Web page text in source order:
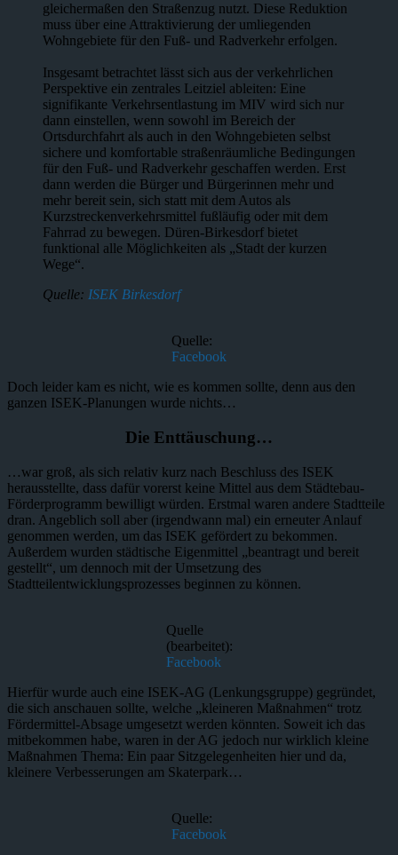
gleichermaßen den Straßenzug nutzt. Diese Reduktion
muss über eine Attraktivierung der umliegenden
Wohngebiete für den Fuß- und Radverkehr erfolgen.
Insgesamt betrachtet lässt sich aus der verkehrlichen
Perspektive ein zentrales Leitziel ableiten: Eine
signifikante Verkehrsentlastung im MIV wird sich nur
dann einstellen, wenn sowohl im Bereich der
Ortsdurchfahrt als auch in den Wohngebieten selbst
sichere und komfortable straßenräumliche Bedingungen
für den Fuß- und Radverkehr geschaffen werden. Erst
dann werden die Bürger und Bürgerinnen mehr und
mehr bereit sein, sich statt mit dem Autos als
Kurzstreckenverkehrsmittel fußläufig oder mit dem
Fahrrad zu bewegen. Düren-Birkesdorf bietet
funktional alle Möglichkeiten als „Stadt der kurzen
Wege“.
Quelle: ISEK Birkesdorf
Quelle:
Facebook
Doch leider kam es nicht, wie es kommen sollte, denn aus den
ganzen ISEK-Planungen wurde nichts…
Die Enttäuschung…
…war groß, als sich relativ kurz nach Beschluss des ISEK
herausstellte, dass dafür vorerst keine Mittel aus dem Städtebau-
Förderprogramm bewilligt würden. Erstmal waren andere Stadtteile
dran. Angeblich soll aber (irgendwann mal) ein erneuter Anlauf
genommen werden, um das ISEK gefördert zu bekommen.
Außerdem wurden städtische Eigenmittel „beantragt und bereit
gestellt“, um dennoch mit der Umsetzung des
Stadtteilentwicklungsprozesses beginnen zu können.
Quelle
(bearbeitet):
Facebook
Hierfür wurde auch eine ISEK-AG (Lenkungsgruppe) gegründet,
die sich anschauen sollte, welche „kleineren Maßnahmen“ trotz
Fördermittel-Absage umgesetzt werden könnten. Soweit ich das
mitbekommen habe, waren in der AG jedoch nur wirklich kleine
Maßnahmen Thema: Ein paar Sitzgelegenheiten hier und da,
kleinere Verbesserungen am Skaterpark…
Quelle:
Facebook